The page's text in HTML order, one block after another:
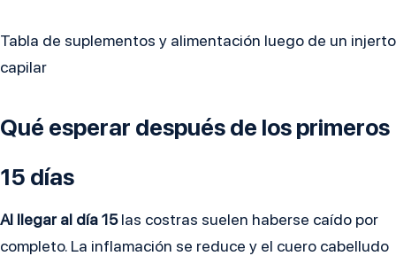
Tabla de suplementos y alimentación luego de un injerto
capilar
Qué esperar después de los primeros
15 días
Al llegar al día 15las costras suelen haberse caído por
completo. La inflamación se reduce y el cuero cabelludo